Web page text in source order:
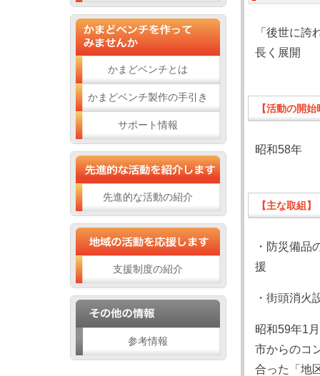
かまどベンチとは
かまどベンチ製作の手引き
サポート情報
先進的な活動の紹介
支援制度の紹介
参考情報
「後世に
長く展開
【活動の開
昭和58年
【主な取組】
・防災備品
援
・街頭消火
昭和59年1
市からのコ
合った「地